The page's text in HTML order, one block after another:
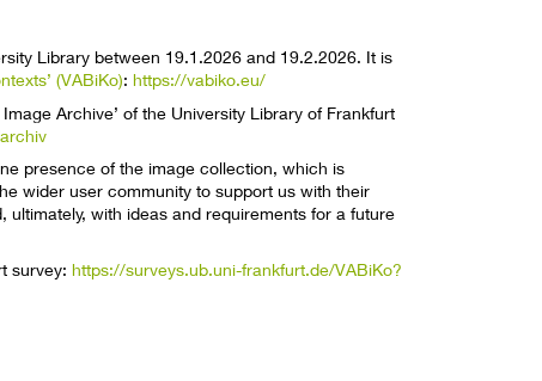
Library between 19.1.2026 and 19.2.2026. It is
(VABiKo):https://vabiko.eu/
Archive’ of the University Library of Frankfurt
presence of the image collection, which is
wider user community to support us with their
with ideas and requirements for a future
survey:https://surveys.ub.uni-frankfurt.de/VABiKo?